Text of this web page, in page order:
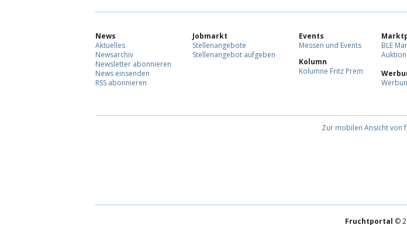
News
Aktuelles
Newsarchiv
Newsletter abonnieren
News einsenden
RSS abonnieren
Jobmarkt
Stellenangebote
Stellenangebot aufgeben
Events
Messen und Events
Kolumn
Kolumne Fritz Prem
BLE
Zur mobilen Ansicht von
Fruchtportal ©